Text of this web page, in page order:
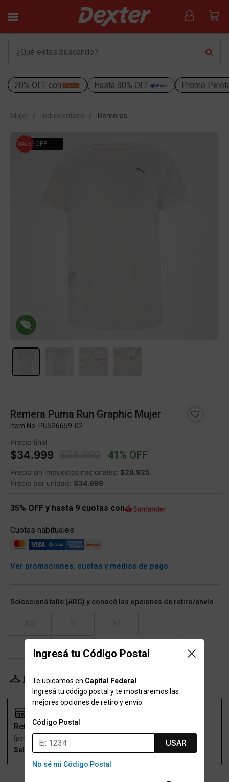
20% OFF con Hasta 30% OFF Promo
Ingresá tu Código Postal
Te ubicamos en Capital Federal
Ingresá tu código postal y te mostraremos las
mejores opciones de retiro y envío.
Código Postal
USAR
No sé mi Código Postal
Mujer Indumentaria Remeras
40% OFF
Remera Puma Run Graphic Mujer
Item No. PU526659-02
Precio final
$34.999 Price reduced from
41% OFF
Precio sin impuestos nacionales: $28.925
Precio por unidad: $34.999
35% OFF y hasta 9 cuotas con
Cuotas habituales
Ver promociones, cuotas y medios de pago
Seleccioná talle (ARG) y conocé las opciones de retiro/envío
Probador Virtual Tabla de talles
Retiro
(por una sucursal)
Seleccioná talle